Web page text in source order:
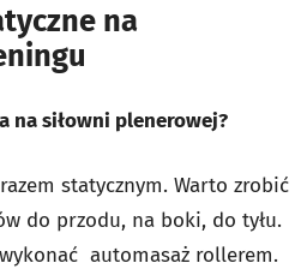
na
na siłowni plenerowej?
statycznym. Warto zrobić
do przodu, na boki, do tyłu.
automasaż rollerem.